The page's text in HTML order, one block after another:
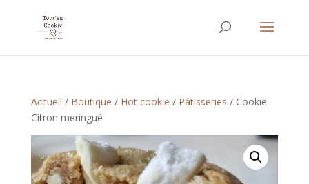
Accueil / Boutique / Hot cookie / Pâtisseries / Cookie
Citron meringué